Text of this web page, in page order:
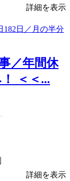
詳細を表示
／年間休
＜＜...
詳細を表示